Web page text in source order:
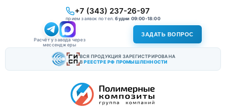
+7 (343) 237-26-97
прием заявок по тел.будни 09:00-18:00
Расчёт у завода через
мессенджеры
ЗАДАТЬ ВОПРОС
ВСЯ ПРОДУКЦИЯ ЗАРЕГИСТРИРОВАНА
ВРЕЕСТРЕ РФ ПРОМЫШЛЕННОСТИ